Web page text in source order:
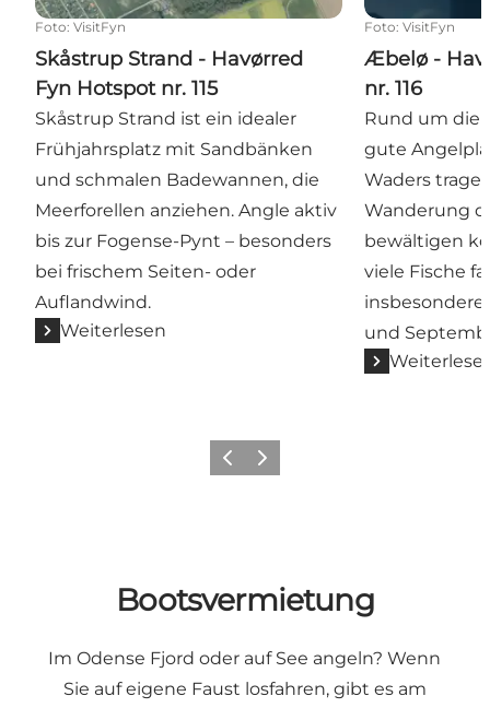
Foto: VisitFyn
Skåstrup Strand - Havørred
Fyn Hotspot nr. 115
Skåstrup Strand ist ein idealer
Frühjahrsplatz mit Sandbänken
und schmalen Badewannen, die
Meerforellen anziehen. Angle aktiv
bis zur Fogense-Pynt – besonders
bei frischem Seiten- oder
Auflandwind.
Weiterlesen
Foto: VisitFyn
Æbelø -
nr. 116
Rund um die
gute
Waders
Wanderung
bewältigen
viele Fische
insbesondere
und
Vorherige Folie
Nächste Folie
Bootsvermietung
Im Odense Fjord oder auf See angeln? Wenn
Sie auf eigene Faust losfahren, gibt es am